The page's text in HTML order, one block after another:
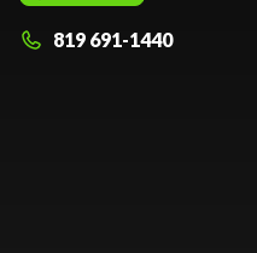
819 691-1440